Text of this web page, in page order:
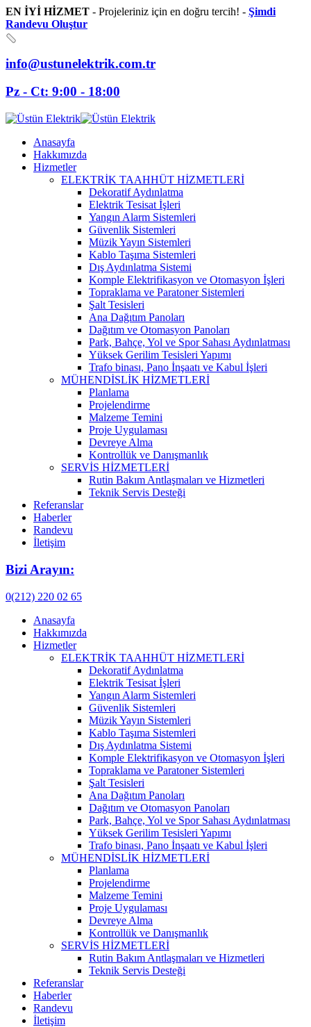
EN İYİ HİZMET - Projeleriniz için en doğru tercih! - Şimdi
Randevu Oluştur
info@ustunelektrik.com.tr
Pz - Ct: 9:00 - 18:00
Anasayfa
Hakkımızda
Hizmetler
ELEKTRİK TAAHHÜT HİZMETLERİ
Dekoratif Aydınlatma
Elektrik Tesisat İşleri
Yangın Alarm Sistemleri
Güvenlik Sistemleri
Müzik Yayın Sistemleri
Kablo Taşıma Sistemleri
Dış Aydınlatma Sistemi
Komple Elektrifikasyon ve Otomasyon İşleri
Topraklama ve Paratoner Sistemleri
Şalt Tesisleri
Ana Dağıtım Panoları
Dağıtım ve Otomasyon Panoları
Park, Bahçe, Yol ve Spor Sahası Aydınlatması
Yüksek Gerilim Tesisleri Yapımı
Trafo binası, Pano İnşaatı ve Kabul İşleri
MÜHENDİSLİK HİZMETLERİ
Planlama
Projelendirme
Malzeme Temini
Proje Uygulaması
Devreye Alma
Kontrollük ve Danışmanlık
SERVİS HİZMETLERİ
Rutin Bakım Antlaşmaları ve Hizmetleri
Teknik Servis Desteği
Referanslar
Haberler
Randevu
İletişim
Bizi Arayın:
0(212) 220 02 65
Anasayfa
Hakkımızda
Hizmetler
ELEKTRİK TAAHHÜT HİZMETLERİ
Dekoratif Aydınlatma
Elektrik Tesisat İşleri
Yangın Alarm Sistemleri
Güvenlik Sistemleri
Müzik Yayın Sistemleri
Kablo Taşıma Sistemleri
Dış Aydınlatma Sistemi
Komple Elektrifikasyon ve Otomasyon İşleri
Topraklama ve Paratoner Sistemleri
Şalt Tesisleri
Ana Dağıtım Panoları
Dağıtım ve Otomasyon Panoları
Park, Bahçe, Yol ve Spor Sahası Aydınlatması
Yüksek Gerilim Tesisleri Yapımı
Trafo binası, Pano İnşaatı ve Kabul İşleri
MÜHENDİSLİK HİZMETLERİ
Planlama
Projelendirme
Malzeme Temini
Proje Uygulaması
Devreye Alma
Kontrollük ve Danışmanlık
SERVİS HİZMETLERİ
Rutin Bakım Antlaşmaları ve Hizmetleri
Teknik Servis Desteği
Referanslar
Haberler
Randevu
İletişim